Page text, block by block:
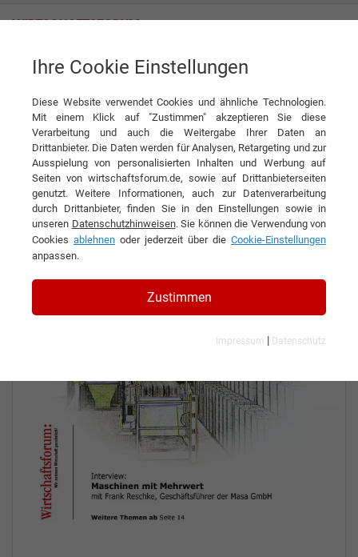
ePaper Wirtschaftsforum - Anlagen und Maschinenbau
<< Zurück zur Übersichtsseite
Ihre Cookie Einstellungen
Diese Website verwendet Cookies und ähnliche Technologien.
Mit einem Klick auf "Zustimmen" akzeptieren Sie diese
Verarbeitung und auch die Weitergabe Ihrer Daten an
Drittanbieter. Die Daten werden für Analysen, Retargeting und zur
Ausspielung von personalisierten Inhalten und Werbung auf
Seiten von wirtschaftsforum.de, sowie auf Drittanbieterseiten
genutzt. Weitere Informationen, auch zur Datenverarbeitung
durch Drittanbieter, finden Sie in den Einstellungen sowie in
unseren Datenschutzhinweisen. Sie können die Verwendung von
Cookies ablehnen oder jederzeit über die Cookie-Einstellungen
anpassen.
Zustimmen
Impressum | Datenschutz